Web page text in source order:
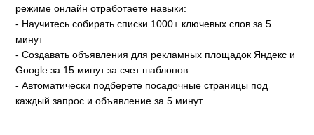
режиме онлайн отработаете навыки:
- Научитесь собирать списки 1000+ ключевых слов за 5
минут
- Создавать объявления для рекламных площадок Яндекс и
Google за 15 минут за счет шаблонов.
- Автоматически подберете посадочные страницы под
каждый запрос и объявление за 5 минут